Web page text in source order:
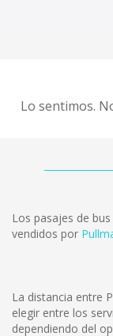
Lo sentimos.
Los pasajes de
vendidos por
La distancia entre
elegir entre los
dependiendo del